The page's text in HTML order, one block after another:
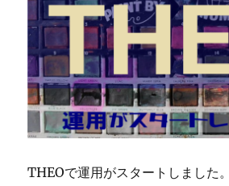
THEOで運用がスタートしました。